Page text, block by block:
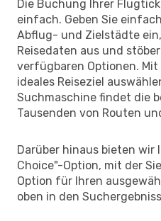
Die Buchung Ihrer
einfach. Geben Sie
Abflug- und Zielstädte
Reisedaten aus und
verfügbaren Optionen. Mit
ideales Reiseziel
Suchmaschine findet die
Tausenden von Routen
Darüber hinaus bieten wir
Choice"-Option, mit der
Option für Ihren
oben in den